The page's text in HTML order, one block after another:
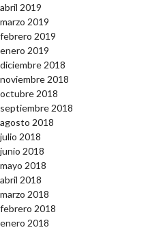
abril 2019
marzo 2019
febrero 2019
enero 2019
diciembre 2018
noviembre 2018
octubre 2018
septiembre 2018
agosto 2018
julio 2018
junio 2018
mayo 2018
abril 2018
marzo 2018
febrero 2018
enero 2018